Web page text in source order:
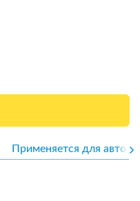
Применяется для авто